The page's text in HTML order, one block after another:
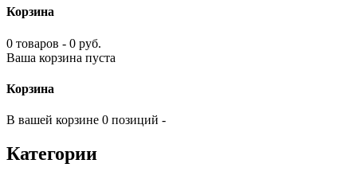
Корзина
0 товаров - 0 руб.
Ваша корзина пуста
Корзина
В вашей корзине 0 позиций -
Категории